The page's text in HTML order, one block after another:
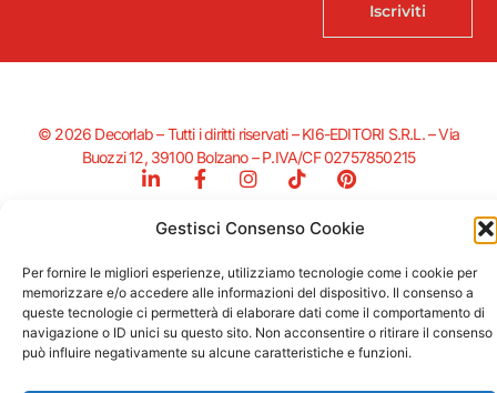
Gestisci Consenso Cookie
Per fornire le migliori esperienze, utilizziamo tecnologie come i cookie per
memorizzare e/o accedere alle informazioni del dispositivo. Il consenso a
queste tecnologie ci permetterà di elaborare dati come il comportamento di
navigazione o ID unici su questo sito. Non acconsentire o ritirare il consenso
può influire negativamente su alcune caratteristiche e funzioni.
Iscriviti
© 2026 Decorlab – Tutti i diritti riservati – KI6-EDITORI S.R.L. – Via
Buozzi 12, 39100 Bolzano – P.IVA/CF 02757850215
L
n
k
d
i
n
-
i
F
a
e
o
o
k
-
f
I
n
t
g
r
a
m
T
i
t
k
P
i
n
t
r
e
s
t
Supportato dalla Provincia di Bolzano con ricerca e sviluppo Fascicolo
n. 71.06.2024.00548 Provvedimento concessivo: decreto del
12.11.2024, n. 18632/2024